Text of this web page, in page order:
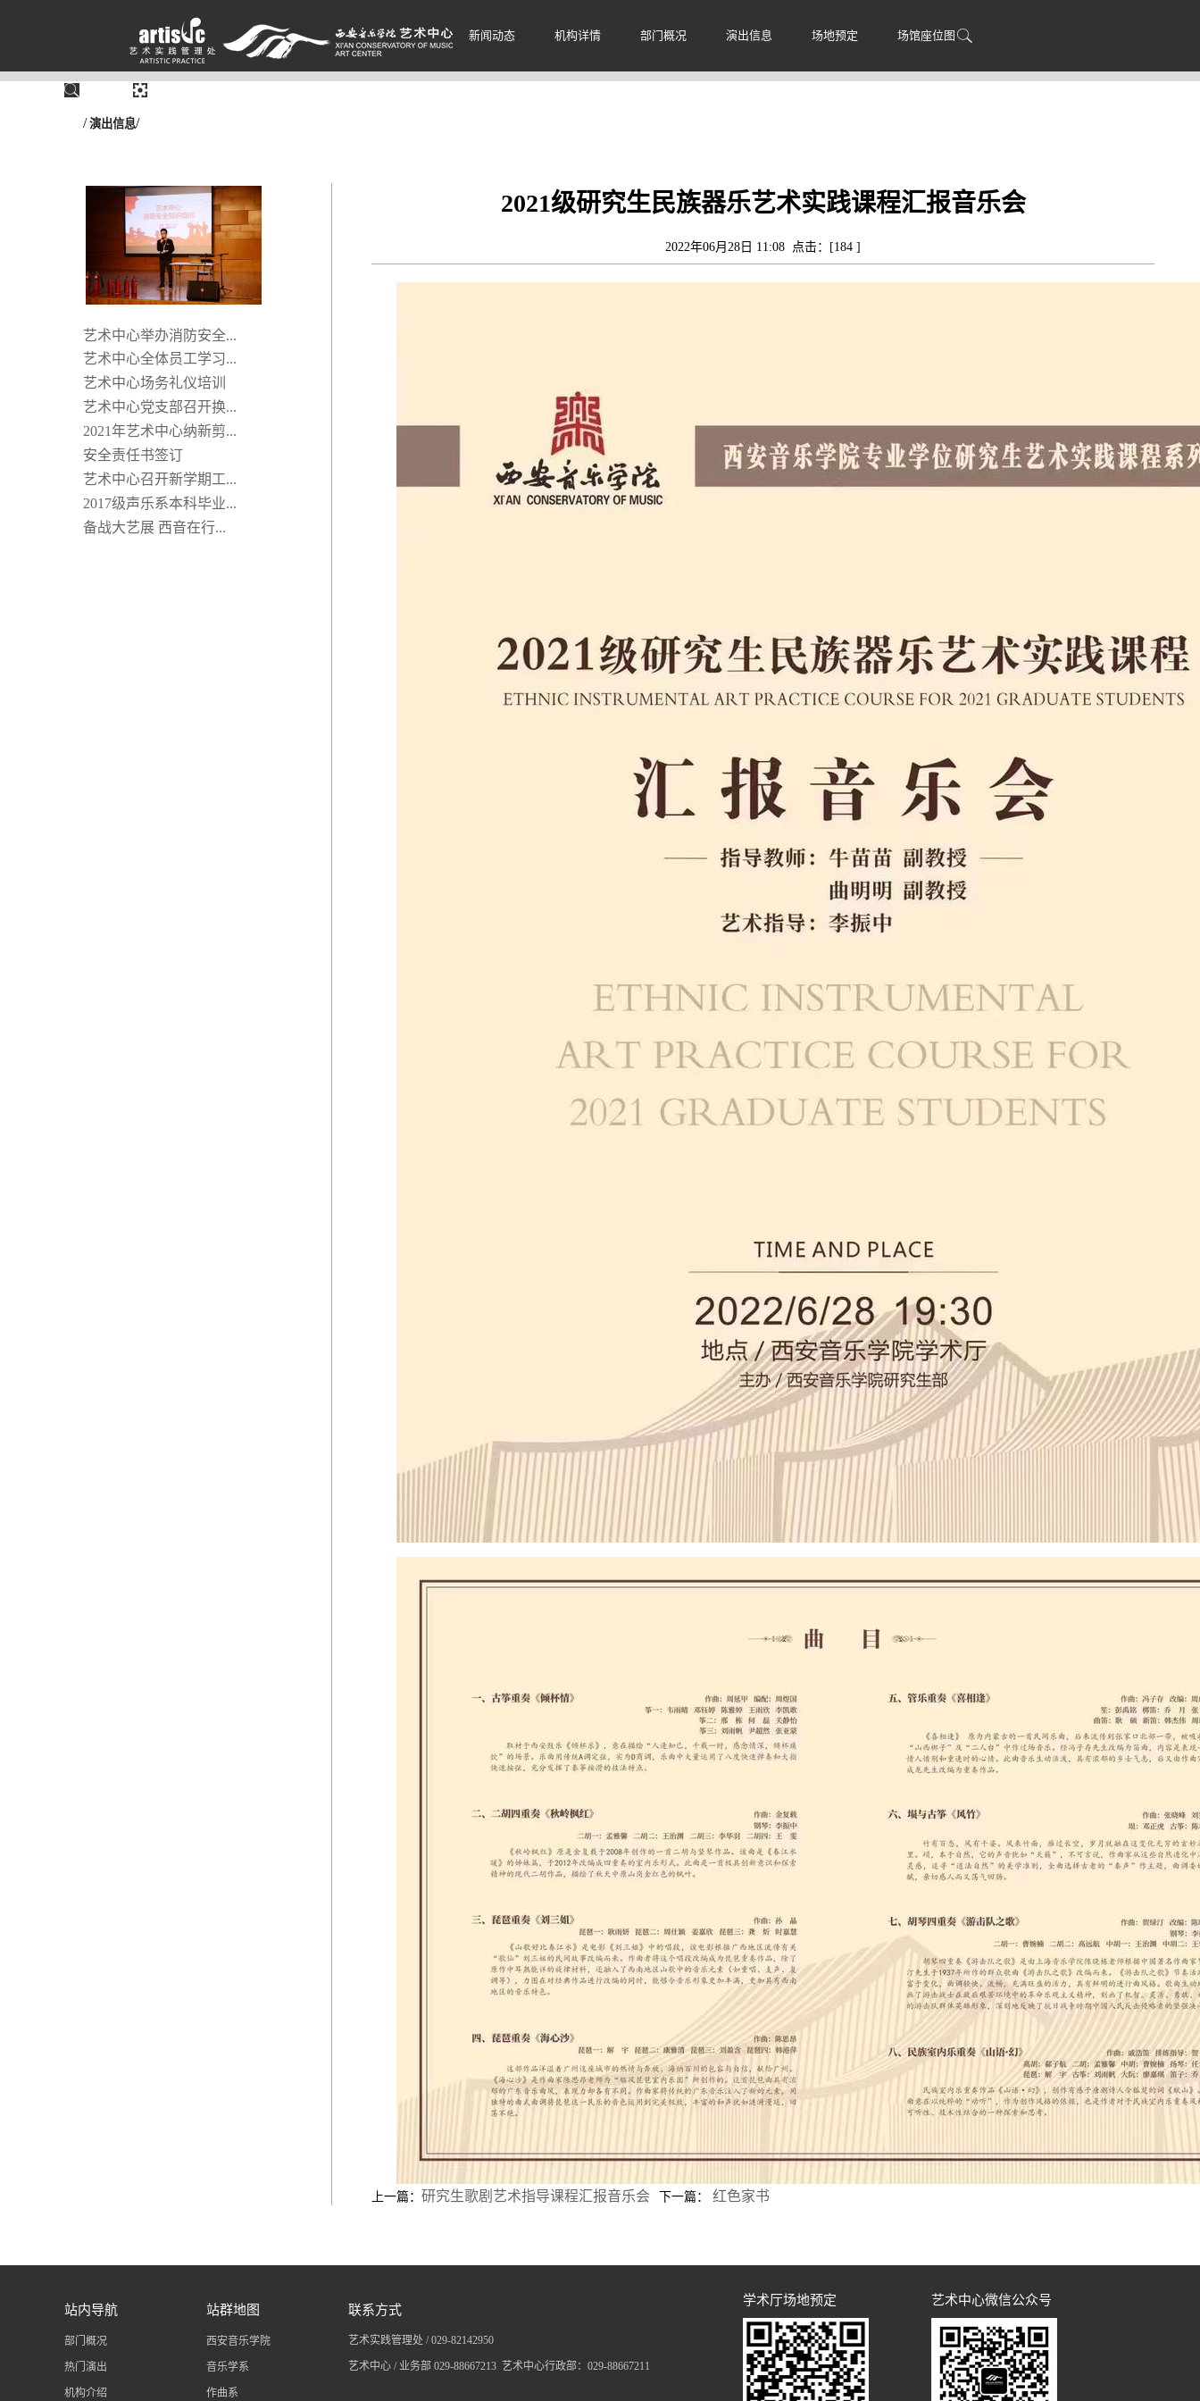
新闻动态 机构详情 部门概况 演出信息 场地预定 场馆座位图
/ 演出信息/
艺术中心举办消防安全...
艺术中心全体员工学习...
艺术中心场务礼仪培训
艺术中心党支部召开换...
2021年艺术中心纳新剪...
安全责任书签订
艺术中心召开新学期工...
2017级声乐系本科毕业...
备战大艺展 西音在行...
2021级研究生民族器乐艺术实践课程汇报音乐会
2022年06月28日 11:08 点击：[184 ]
上一篇： 研究生歌剧艺术指导课程汇报音乐会 下一篇： 红色家书
站内导航
部门概况
热门演出
机构介绍
站群地图
西安音乐学院
音乐学系
作曲系
联系方式
艺术实践管理处 / 029-82142950
艺术中心 / 业务部 029-88667213 艺术中心行政部：029-88667211
学术厅场地预定 艺术中心微信公众号